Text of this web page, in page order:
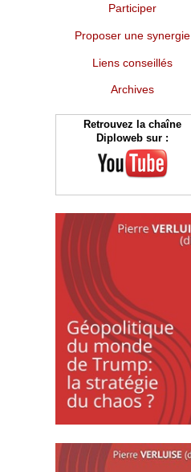
Participer
Proposer une synergie
Liens conseillés
Archives
Retrouvez la chaîne
Diploweb sur :